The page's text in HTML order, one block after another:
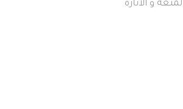
و الاثارة